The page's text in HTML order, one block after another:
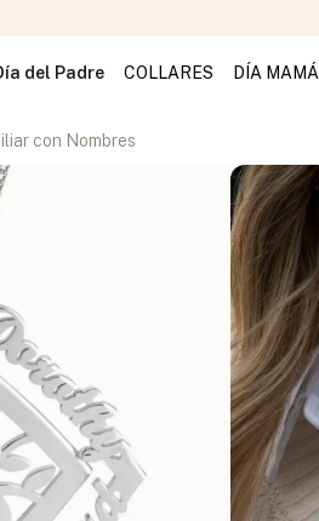
del Padre COLLARES DÍA MAMÁ
con Nombres